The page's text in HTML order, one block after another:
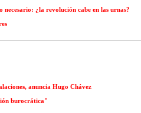
necesario: ¿la revolución cabe en las urnas?
anuncia Hugo Chávez
burocrática"